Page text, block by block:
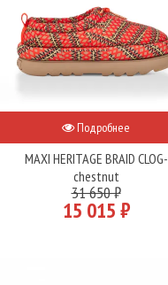
Подробнее
MAXI HERITAGE BRAID CLOG-
chestnut
31 650 ₽
15 015 ₽